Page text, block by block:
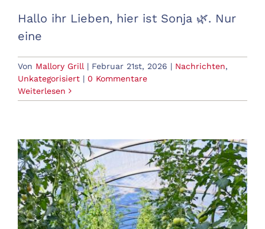
Hallo ihr Lieben, hier ist Sonja 🌿. Nur
eine
Von Mallory Grill | Februar 21st, 2026 | Nachrichten,
Unkategorisiert | 0 Kommentare
Weiterlesen